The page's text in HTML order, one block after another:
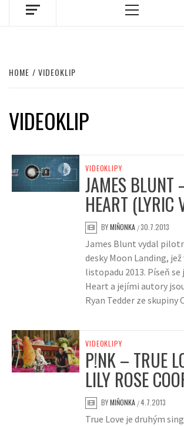
Primary
HOME VIDEOKLIP
VIDEOKLIP
VIDEOKLIPY
JAMES BLUNT
HEART (LYRIC
BYMIŇONKA /30.7.2013
James Blunt vydal
desky Moon Landing, jež
listopadu 2013. Píseň
Heart a jejími autory
Ryan Tedder ze skupiny
VIDEOKLIPY
P!NK – TRUE
LILY ROSE
BYMIŇONKA /4.7.2013
True Love je druhým